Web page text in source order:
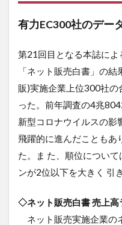
有力EC300社のデー
第21回目となる本誌に
「ネット販売白書」の
販)実施企業上位300社
った。前年調査の4兆
新型コロナウイルスの影
飛躍的に進んだこともあ
た。ま た、順位につい
ンが2位以下を大きく 引
◇ネット販売白書 売上高
ネット販売実施企業の